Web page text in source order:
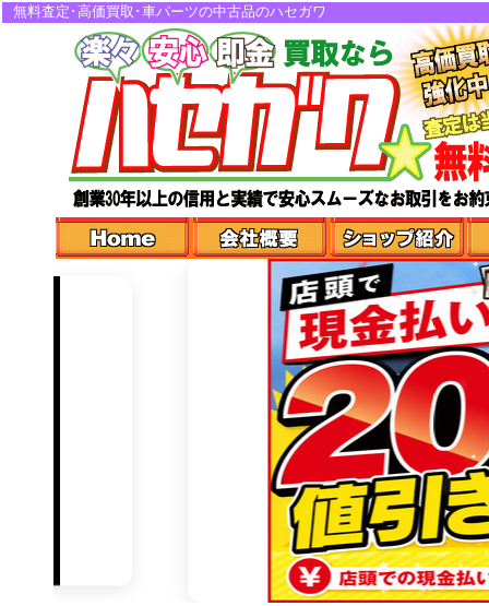
無料査定･高価買取･車パーツの中古品のハセガワ